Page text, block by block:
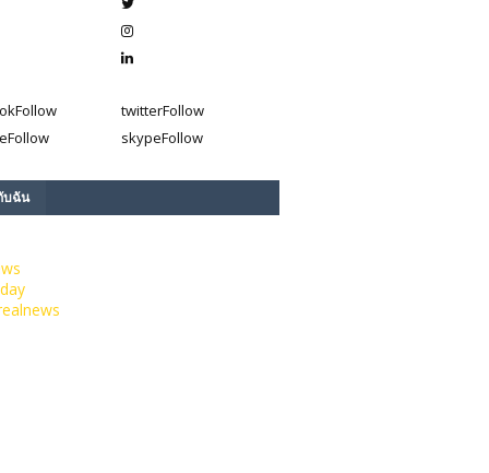
Follow twitterFollow
Follow skypeFollow
บฉัน